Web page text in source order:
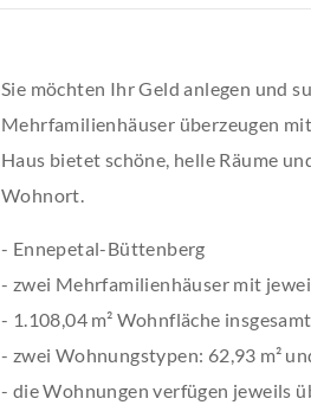
Sie möchten Ihr Geld anlegen und
Mehrfamilienhäuser überzeugen
Haus bietet schöne, helle Räume
Wohnort.
- Ennepetal-Büttenberg
- zwei Mehrfamilienhäuser mit
- 1.108,04 m² Wohnfläche insgesamt
- zwei Wohnungstypen: 62,93 m²
- die Wohnungen verfügen jeweils